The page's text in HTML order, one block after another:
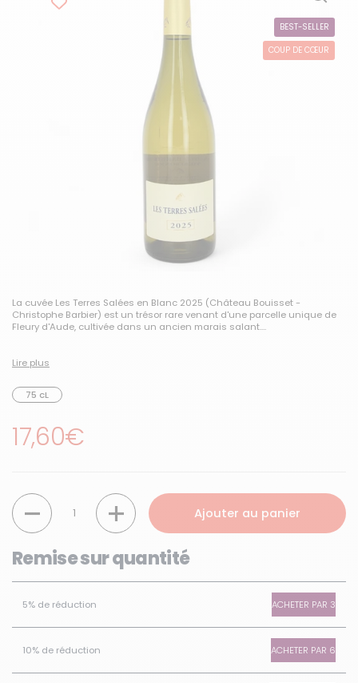
BEST-SELLER
COUP DE CŒUR
La cuvée Les Terres Salées en Blanc 2025 (Château Bouisset -
Christophe Barbier) est un trésor rare venant d'une parcelle unique de
Fleury d'Aude, cultivée dans un ancien marais salant....
Lire plus
75 cL
Prix régulier
17,60€
Quantité
Ajouter au panier
Remise sur quantité
5% de réduction ACHETER PAR 3
10% de réduction ACHETER PAR 6